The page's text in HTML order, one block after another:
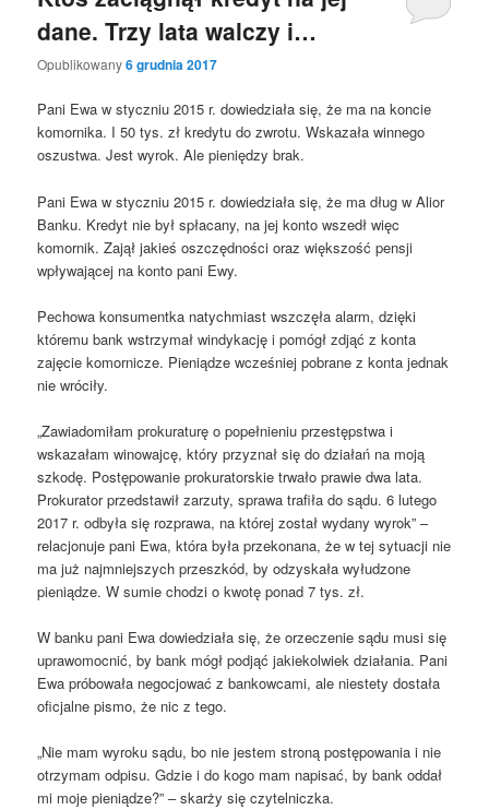
dane. Trzy lata walczy i…
Opublikowany6 grudnia 2017
Pani Ewa w styczniu 2015 r. dowiedziała się, że ma na koncie
komornika. I 50 tys. zł kredytu do zwrotu. Wskazała winnego
oszustwa. Jest wyrok. Ale pieniędzy brak.
Pani Ewa w styczniu 2015 r. dowiedziała się, że ma dług w Alior
Banku. Kredyt nie był spłacany, na jej konto wszedł więc
komornik. Zajął jakieś oszczędności oraz większość pensji
wpływającej na konto pani Ewy.
Pechowa konsumentka natychmiast wszczęła alarm, dzięki
któremu bank wstrzymał windykację i pomógł zdjąć z konta
zajęcie komornicze. Pieniądze wcześniej pobrane z konta jednak
nie wróciły.
„Zawiadomiłam prokuraturę o popełnieniu przestępstwa i
wskazałam winowajcę, który przyznał się do działań na moją
szkodę. Postępowanie prokuratorskie trwało prawie dwa lata.
Prokurator przedstawił zarzuty, sprawa trafiła do sądu. 6 lutego
2017 r. odbyła się rozprawa, na której został wydany wyrok” –
relacjonuje pani Ewa, która była przekonana, że w tej sytuacji nie
ma już najmniejszych przeszkód, by odzyskała wyłudzone
pieniądze. W sumie chodzi o kwotę ponad 7 tys. zł.
W banku pani Ewa dowiedziała się, że orzeczenie sądu musi się
uprawomocnić, by bank mógł podjąć jakiekolwiek działania. Pani
Ewa próbowała negocjować z bankowcami, ale niestety dostała
oficjalne pismo, że nic z tego.
„Nie mam wyroku sądu, bo nie jestem stroną postępowania i nie
otrzymam odpisu. Gdzie i do kogo mam napisać, by bank oddał
mi moje pieniądze?” – skarży się czytelniczka.